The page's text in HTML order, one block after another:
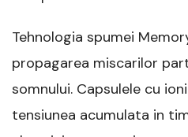
Tehnologia spumei
propagarea miscarilor
somnului. Capsulele cu
tensiunea acumulata in